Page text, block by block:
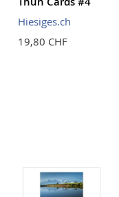
Hiesiges.ch
19,80 CHF